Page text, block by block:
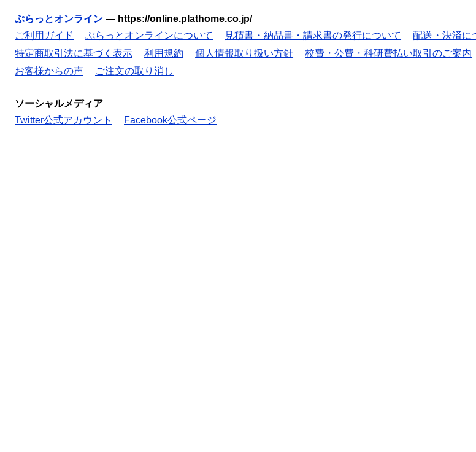
ぷらっとオンライン — https://online.plathome.co.jp/
ご利用ガイド
ぷらっとオンラインについて 見積書・納品書・請求書の発行について 配送・決済に
特定商取引法に基づく表示
利用規約 個人情報取り扱い方針 校費・公費・科研費払い取引のご案内
お客様からの声
ご注文の取り消し
ソーシャルメディア
Twitter公式アカウント
Facebook公式ページ